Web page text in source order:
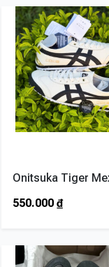
550.000 ₫